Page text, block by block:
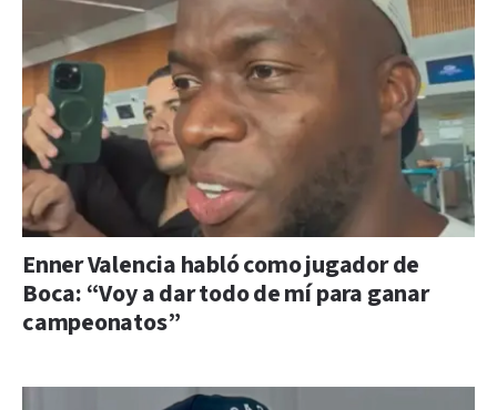
Enner Valencia habló como jugador de
Boca: “Voy a dar todo de mí para ganar
campeonatos”